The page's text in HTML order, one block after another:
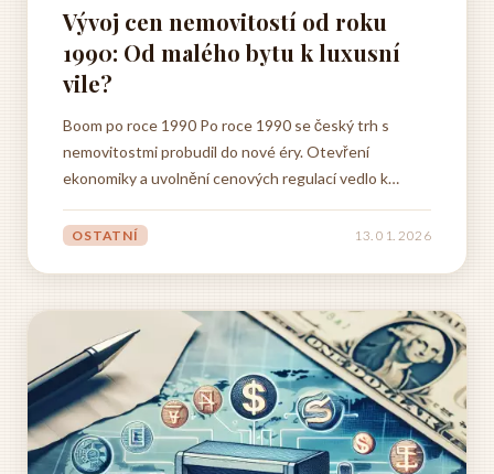
Vývoj cen nemovitostí od roku
1990: Od malého bytu k luxusní
vile?
Boom po roce 1990 Po roce 1990 se český trh s
nemovitostmi probudil do nové éry. Otevření
ekonomiky a uvolnění cenových regulací vedlo k
příležitost k investování a budování vlastního zázemí.
OSTATNÍ 13. 01. 2026